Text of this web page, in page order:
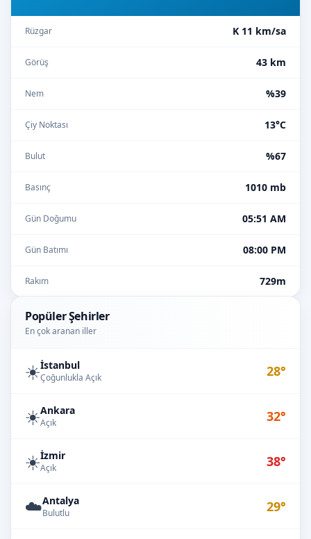
Rüzgar K 11 km/sa
Görüş 43 km
Nem %39
Çiy Noktası 13°C
Bulut %67
Basınç 1010 mb
Gün Doğumu 05:51 AM
Gün Batımı 08:00 PM
Rakım 729m
Popüler Şehirler
En çok aranan iller
☀️İstanbul
Çoğunlukla Açık 28°
☀️Ankara
Açık 32°
☀️İzmir
Açık 38°
☁️Antalya
Bulutlu 29°